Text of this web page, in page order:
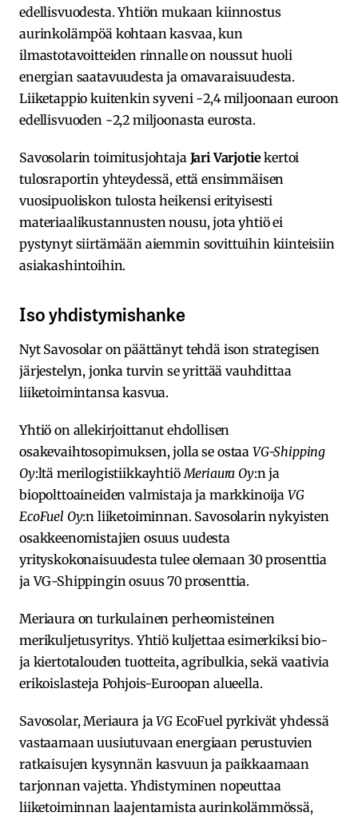
edellisvuodesta. Yhtiön mukaan kiinnostus
aurinkolämpöä kohtaan kasvaa, kun
ilmastotavoitteiden rinnalle on noussut huoli
energian saatavuudesta ja omavaraisuudesta.
Liiketappio kuitenkin syveni -2,4 miljoonaan euroon
edellisvuoden -2,2 miljoonasta eurosta.
Savosolarin toimitusjohtaja Jari Varjotiekertoi
tulosraportin yhteydessä, että ensimmäisen
vuosipuoliskon tulosta heikensi erityisesti
materiaalikustannusten nousu, jota yhtiö ei
pystynyt siirtämään aiemmin sovittuihin kiinteisiin
asiakashintoihin.
Iso yhdistymishanke
Nyt Savosolar on päättänyt tehdä ison strategisen
järjestelyn, jonka turvin se yrittää vauhdittaa
liiketoimintansa kasvua.
Yhtiö on allekirjoittanut ehdollisen
osakevaihtosopimuksen, jolla se ostaa VG-Shipping
Oy:ltä merilogistiikkayhtiö Meriaura Oy:n ja
biopolttoaineiden valmistaja ja markkinoija VG
EcoFuel Oy:n liiketoiminnan. Savosolarin nykyisten
osakkeenomistajien osuus uudesta
yrityskokonaisuudesta tulee olemaan 30 prosenttia
ja VG-Shippingin osuus 70 prosenttia.
Meriaura on turkulainen perheomisteinen
merikuljetusyritys. Yhtiö kuljettaa esimerkiksi bio-
ja kiertotalouden tuotteita, agribulkia, sekä vaativia
erikoislasteja Pohjois-Euroopan alueella.
Savosolar, Meriaura jaVG EcoFuel pyrkivät yhdessä
vastaamaan uusiutuvaan energiaan perustuvien
ratkaisujen kysynnän kasvuun ja paikkaamaan
tarjonnan vajetta. Yhdistyminen nopeuttaa
liiketoiminnan laajentamista aurinkolämmössä,